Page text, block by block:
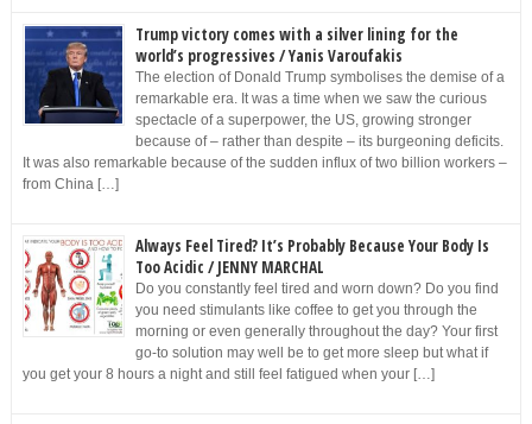
Trump victory comes with a silver lining for the
world’s progressives / Yanis Varoufakis
The election of Donald Trump symbolises the demise of a
remarkable era. It was a time when we saw the curious
spectacle of a superpower, the US, growing stronger
because of – rather than despite – its burgeoning deficits.
It was also remarkable because of the sudden influx of two billion workers –
from China […]
Always Feel Tired? It’s Probably Because Your Body Is
Too Acidic / JENNY MARCHAL
Do you constantly feel tired and worn down? Do you find
you need stimulants like coffee to get you through the
morning or even generally throughout the day? Your first
go-to solution may well be to get more sleep but what if
you get your 8 hours a night and still feel fatigued when your […]